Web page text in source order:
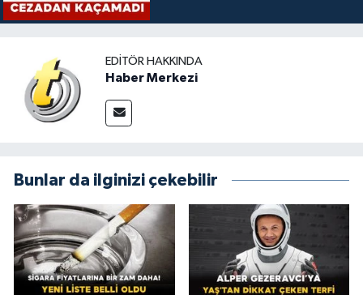
EDITÖR HAKKINDA
Haber Merkezi
Bunlar da ilginizi çekebilir